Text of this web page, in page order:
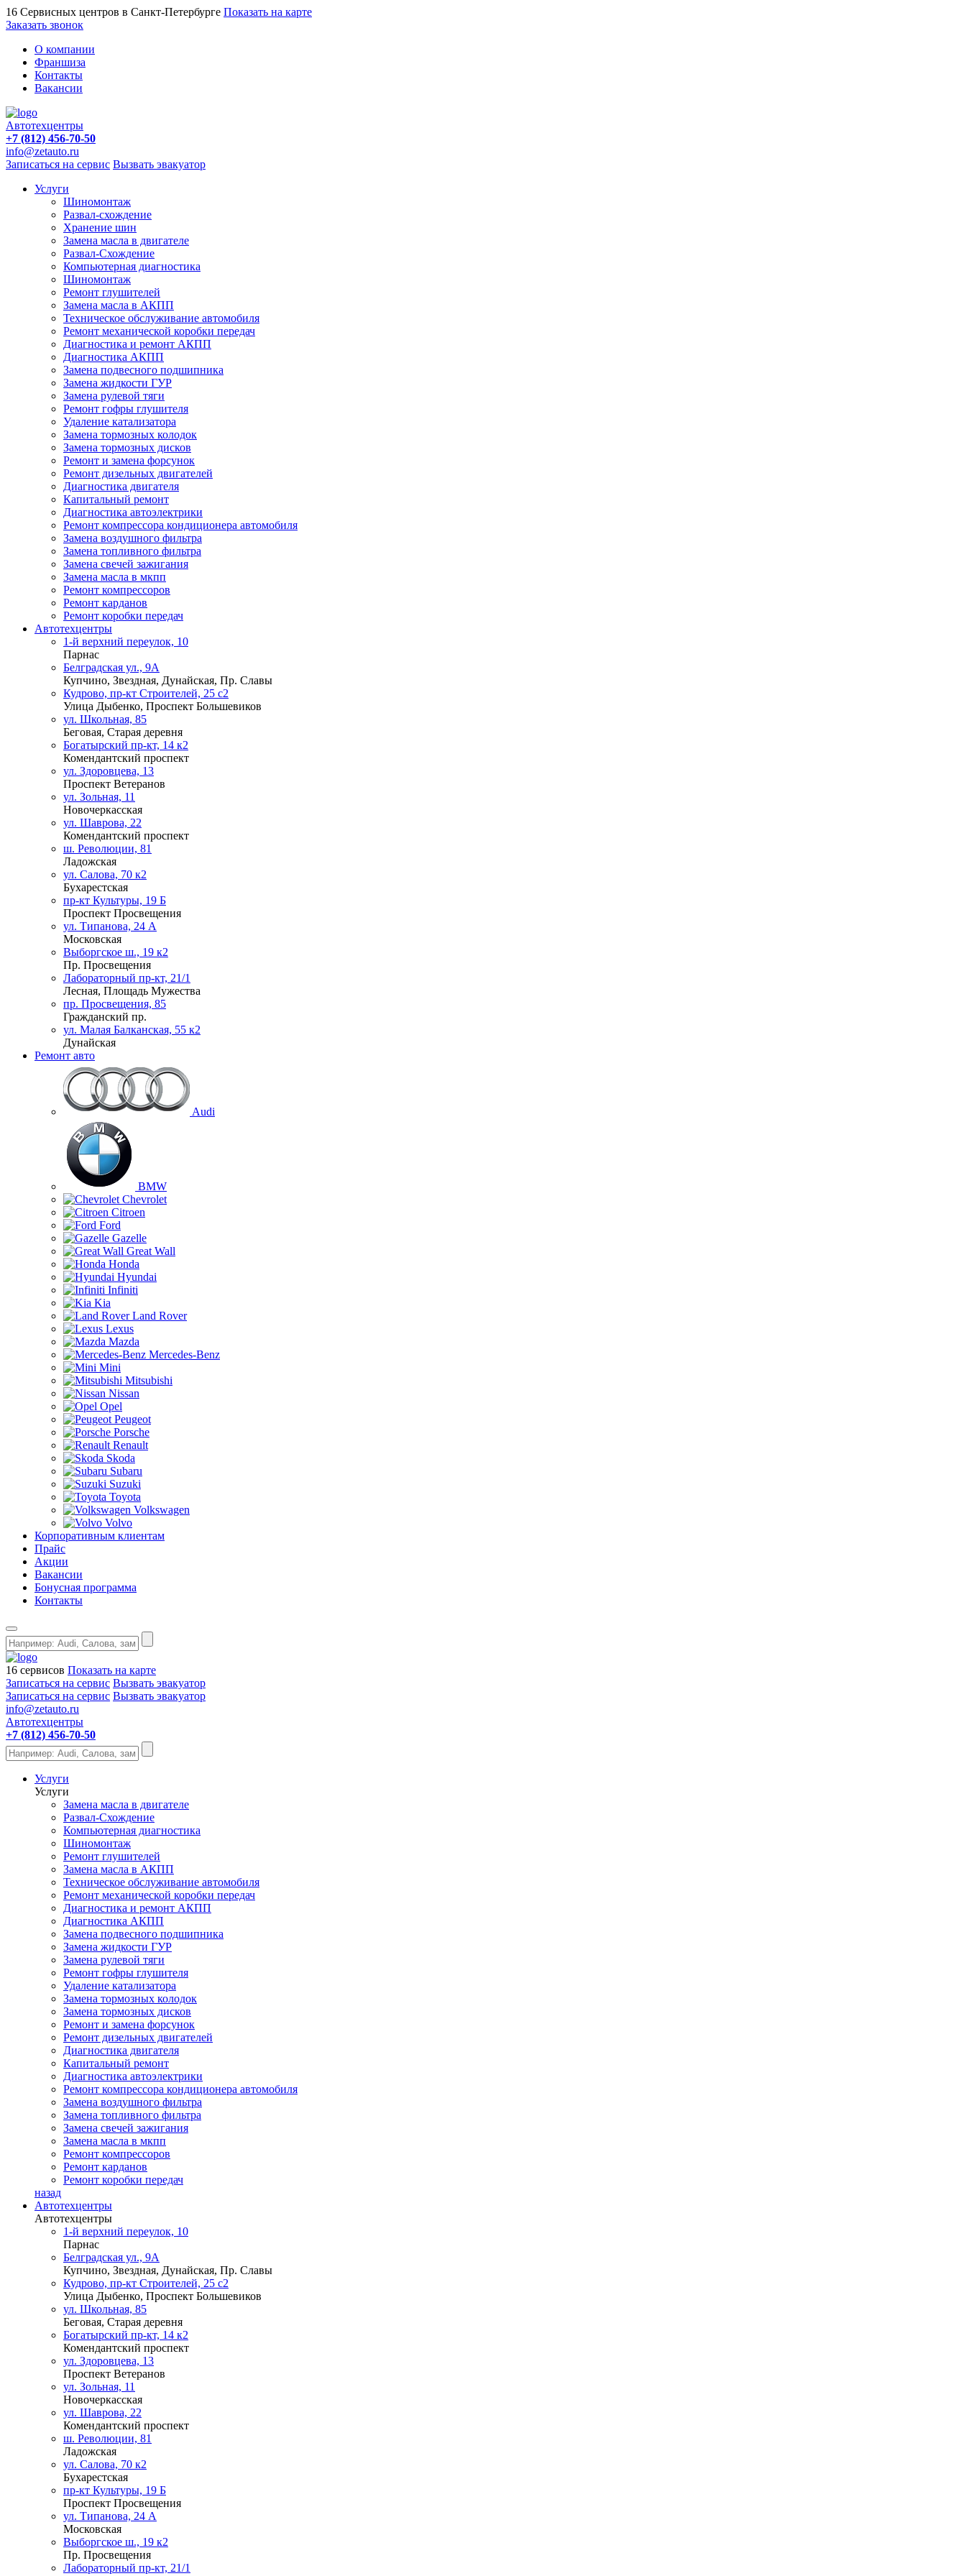
16 Сервисных центров в Санкт-Петербурге Показать на карте
Заказать звонок
О компании
Франшиза
Контакты
Вакансии
Автотехцентры
+7 (812) 456-70-50
info@zetauto.ru
Записаться на сервис Вызвать эвакуатор
Услуги
Шиномонтаж
Развал-схождение
Хранение шин
Замена масла в двигателе
Развал-Схождение
Компьютерная диагностика
Шиномонтаж
Ремонт глушителей
Замена масла в АКПП
Техническое обслуживание автомобиля
Ремонт механической коробки передач
Диагностика и ремонт АКПП
Диагностика АКПП
Замена подвесного подшипника
Замена жидкости ГУР
Замена рулевой тяги
Ремонт гофры глушителя
Удаление катализатора
Замена тормозных колодок
Замена тормозных дисков
Ремонт и замена форсунок
Ремонт дизельных двигателей
Диагностика двигателя
Капитальный ремонт
Диагностика автоэлектрики
Ремонт компрессора кондиционера автомобиля
Замена воздушного фильтра
Замена топливного фильтра
Замена свечей зажигания
Замена масла в мкпп
Ремонт компрессоров
Ремонт карданов
Ремонт коробки передач
Автотехцентры
1-й верхний переулок, 10
Парнас
Белградская ул., 9А
Купчино, Звездная, Дунайская, Пр. Славы
Кудрово, пр-кт Строителей, 25 с2
Улица Дыбенко, Проспект Большевиков
ул. Школьная, 85
Беговая, Старая деревня
Богатырский пр-кт, 14 к2
Комендантский проспект
ул. Здоровцева, 13
Проспект Ветеранов
ул. Зольная, 11
Новочеркасская
ул. Шаврова, 22
Комендантский проспект
ш. Революции, 81
Ладожская
ул. Салова, 70 к2
Бухарестская
пр-кт Культуры, 19 Б
Проспект Просвещения
ул. Типанова, 24 А
Московская
Выборгское ш., 19 к2
Пр. Просвещения
Лабораторный пр-кт, 21/1
Лесная, Площадь Мужества
пр. Просвещения, 85
Гражданский пр.
ул. Малая Балканская, 55 к2
Дунайская
Ремонт авто
Audi
BMW
Chevrolet
Citroen
Ford
Gazelle
Great Wall
Honda
Hyundai
Infiniti
Kia
Land Rover
Lexus
Mazda
Mercedes-Benz
Mini
Mitsubishi
Nissan
Opel
Peugeot
Porsche
Renault
Skoda
Subaru
Suzuki
Toyota
Volkswagen
Volvo
Корпоративным клиентам
Прайс
Акции
Вакансии
Бонусная программа
Контакты
16 сервисов Показать на карте
Записаться на сервис Вызвать эвакуатор
Записаться на сервис Вызвать эвакуатор
info@zetauto.ru
Автотехцентры
+7 (812) 456-70-50
Услуги
Услуги
Замена масла в двигателе
Развал-Схождение
Компьютерная диагностика
Шиномонтаж
Ремонт глушителей
Замена масла в АКПП
Техническое обслуживание автомобиля
Ремонт механической коробки передач
Диагностика и ремонт АКПП
Диагностика АКПП
Замена подвесного подшипника
Замена жидкости ГУР
Замена рулевой тяги
Ремонт гофры глушителя
Удаление катализатора
Замена тормозных колодок
Замена тормозных дисков
Ремонт и замена форсунок
Ремонт дизельных двигателей
Диагностика двигателя
Капитальный ремонт
Диагностика автоэлектрики
Ремонт компрессора кондиционера автомобиля
Замена воздушного фильтра
Замена топливного фильтра
Замена свечей зажигания
Замена масла в мкпп
Ремонт компрессоров
Ремонт карданов
Ремонт коробки передач
назад
Автотехцентры
Автотехцентры
1-й верхний переулок, 10
Парнас
Белградская ул., 9А
Купчино, Звездная, Дунайская, Пр. Славы
Кудрово, пр-кт Строителей, 25 с2
Улица Дыбенко, Проспект Большевиков
ул. Школьная, 85
Беговая, Старая деревня
Богатырский пр-кт, 14 к2
Комендантский проспект
ул. Здоровцева, 13
Проспект Ветеранов
ул. Зольная, 11
Новочеркасская
ул. Шаврова, 22
Комендантский проспект
ш. Революции, 81
Ладожская
ул. Салова, 70 к2
Бухарестская
пр-кт Культуры, 19 Б
Проспект Просвещения
ул. Типанова, 24 А
Московская
Выборгское ш., 19 к2
Пр. Просвещения
Лабораторный пр-кт, 21/1